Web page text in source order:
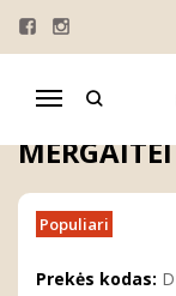
Navigacija
Pagrindinis
Rožinė lininė
ROŽINĖ
Populiari
Prekės kodas: